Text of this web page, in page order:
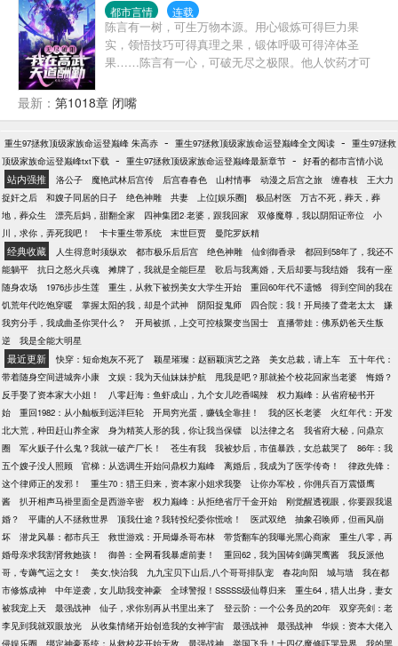
都市言情 连载
陈言有一树，可生万物本源。用心锻炼可得巨力果
实，领悟技巧可得真理之果，锻体呼吸可得淬体圣
果……陈言有一心，可破无尽之极限。他人饮药才可
炼可有万钧力，陈言便一拳之下山河断！别人修武道
意境，陈言便超越意境，超越领域，抵达真我！这是
未回头。武道规则，只是他人的温室，却是陈言一拳
可碎的壁障。“成为自我之极限，成为一切之极限！”漫
漫武道之路，无数天骄，诸天神灵向他看去，永远只
能看到他的背影。
最新： 第1018章 闭嘴
重生97拯救顶级家族命运登巅峰 朱高赤 - 重生97拯救顶级家族命运登巅峰全文阅读 - 重生97拯救
顶级家族命运登巅峰txt下载 - 重生97拯救顶级家族命运登巅峰最新章节 - 好看的都市言情小说
站内强推 洛公子 魔艳武林后宫传 后宫春春色 山村情事 动漫之后宫之旅 缠春枝
王大力
捉奸之后
和嫂子同居的日子 绝色神雕 共妻 上位[娱乐圈] 极品村医
万古不死，葬天，葬
地，葬众生
漂亮后妈，甜翻全家 四神集团2·老婆，跟我回家 双修魔尊，我以阴阳证帝位
小
川，求你，弄死我吧！
卡卡重生带系统 末世巨贾 曼陀罗妖精
经典收藏 人生得意时须纵欢 都市极乐后后宫 绝色神雕 仙剑御香录
都回到58年了，我还不
能躺平
抗日之怒火兵魂 摊牌了，我就是全能巨星 歌后与我离婚，天后却要与我结婚
我有一座
随身农场
1976步步生莲 重生，从救下被拐美女大学生开始 重回60年代不遗憾
得到空间的我在
饥荒年代吃饱穿暖
掌握太阳的我，却是个武神 阴阳捉鬼师 四合院：我！开局揍了聋老太太
嫌
我穷分手，我成曲圣你哭什么？
开局被抓，上交可控核聚变当国士
直播带娃：佛系奶爸天生叛
逆
我是全能大明星
最近更新 快穿：短命炮灰不死了 颖星璀璨：赵丽颖演艺之路 美女总裁，请上车
五十年代：
带着随身空间进城奔小康
文娱：我为天仙妹妹护航 甩我是吧？那就捡个校花回家当老婆
悔婚？
反手娶了资本家大小姐！
八零赶海：鱼虾成山，九个女儿吃香喝辣
权力巅峰：从省府秘书开
始
重回1982：从小舢板到远洋巨轮 开局穷光蛋，赚钱全靠挂！ 我的区长老婆
火红年代：开发
北大荒，种田赶山养全家
身为精英人形的我，你让我当保镖 以法律之名
我省府大秘，问鼎京
圈
军火贩子什么鬼？我就一破产厂长！ 苍生有我 我被炒后，市值暴跌，女总裁哭了
86年：我
五个嫂子没人照顾
官梯：从选调生开始问鼎权力巅峰 离婚后，我成为了医学传奇！
律政先锋：
这个律师正的发邪！
重生70：猎王归来，资本家小姐求我娶
让你办军校，你佣兵百万震慑鹰
酱
扒开相声马褂里面全是西游辛密 权力巅峰：从拒绝省厅千金开始
刚觉醒透视眼，你要跟我退
婚？
平庸的人不拯救世界 顶我仕途？我转投纪委你慌啥！ 医武双绝
抽象召唤师，但画风崩
坏
潜龙风暴：都市兵王 救世游戏：开局爆杀哥布林 带货翻车的我曝光黑心商家
重生八零，再
婚母亲求我割肾救她孩！
御兽：全网看我暴虐前妻！ 重回62，我为国铸剑薅哭鹰酱
我反派他
哥，专薅气运之女！
美女,快治我 九九宝贝下山后,八个哥哥排队宠 春花向阳 城与墙
我在都
市修炼成神
中年逆袭，女儿助我变神豪 全球警报！SSSSS级仙尊归来
重生64，猎人出身，妻女
被我宠上天
最强战神 仙子，求你别再从书里出来了 登云阶：一个公务员的20年
双穿亮剑：老
李见到我就双眼放光
从收集情绪开始创造我的女神宇宙 最强战神 最强战神
华娱：资本大佬入
侵娱乐圈
绑定神豪系统：从救校花开始无敌 最强战神 举国飞升！十四亿魔修吓哭异界
我的黑